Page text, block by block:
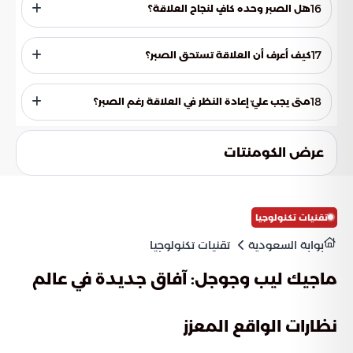
بطريقة بناءة، مما يعزز الصبر والتفاهم المتبادل.16هل الصبر وحده كافٍ لنجاح العلاقة؟
المتبادل بين الشريكين.17كيف أعرف أن العلاقة تستحق الصبر؟
المتبادل، والرغبة في حل المشاكل والنمو معًا.18متى يجب عليّ إعادة النظر في العلاقة رغم الصبر؟
عرض الكومنتات
تقنيات تكنولوجيا
بوابة السعودية تقنيات تكنولوجيا
ماجيك ليب وجوجل: آفاق جديدة في عالم
نظارات الواقع المعزز